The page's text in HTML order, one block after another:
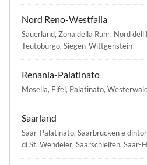
Nord Reno-Westfalia
Sauerland, Zona della Ruhr, Nord
Teutoburgo, Siegen-Wittgenstein
Renania-Palatinato
Mosella, Eifel, Palatinato,
Saarland
Saar-Palatinato, Saarbrücken e
di St. Wendeler, Saarschleifen, Saar-